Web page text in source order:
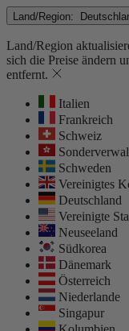
Land/Region:
Land/Region
sich die Preise ändern
entfernt.
Italien
Frankreich
Schweiz
Schweden
Vereinigtes
Deutschland
Vereinigte
Neuseeland
Südkorea
Dänemark
Österreich
Niederlande
Singapur